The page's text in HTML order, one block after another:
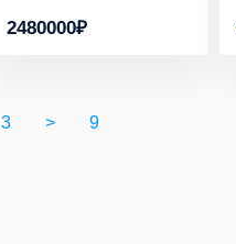
2480000₽
3 > 9